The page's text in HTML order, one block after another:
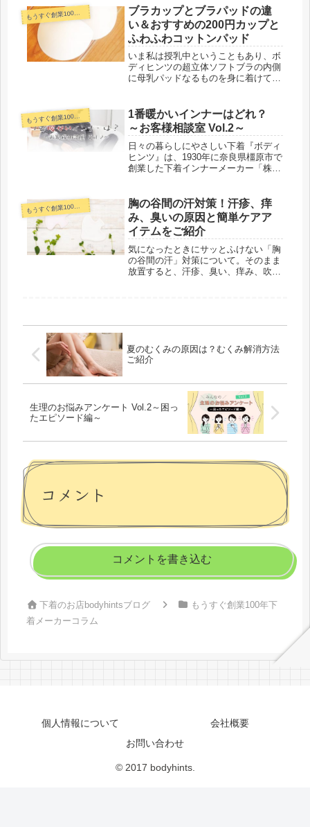
プキンですが、「布ナプキンは洗濯が
大変そう」というイメージを持たれて
い...
もうすぐ創業100年下着メーカーコラム
ブラカップとブラパッドの違
い＆おすすめの200円カップと
ふわふわコットンパッド
いま私は授乳中ということもあり、ボ
ディヒンツの超立体ソフトブラの内側
に母乳パッドなるものを身に着けて外
り、ブラパッドと呼んだりしますが、
どう違うの？って思うことはありませ
ん...
もうすぐ創業100年下着メーカーコラム
1番暖かいインナーはどれ？
～お客様相談室 Vol.2～
日々の暮らしにやさしい下着『ボディ
ヒンツ』は、1930年に奈良県橿原市で
創業した下着インナーメーカー「株式
としての経験と知識を生かし、商品企
画や商品開発を行っています。ボ...
もうすぐ創業100年下着メーカーコラム
胸の谷間の汗対策！汗疹、痒
み、臭いの原因と簡単ケアア
イテムをご紹介
気になったときにサッとふけない「胸
の谷間の汗」対策について。そのまま
放置すると、汗疹、臭い、痒み、吹き
夏のむくみの原因は？むくみ解消方法
ご紹介
生理のお悩みアンケート Vol.2～困っ
たエピソード編～
コメント
コメントを書き込む
下着のお店bodyhintsブログ
もうすぐ創業100年下
着メーカーコラム
個人情報について
会社概要
お問い合わせ
© 2017 bodyhints.